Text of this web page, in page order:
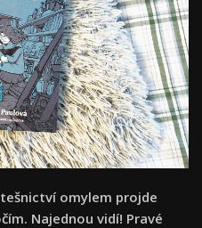
omylem projde
Najednou vidí! Pravé